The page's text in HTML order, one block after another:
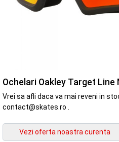
Ochelari Oakley Target
Vrei sa afli daca va mai reveni in
contact@skates.ro .